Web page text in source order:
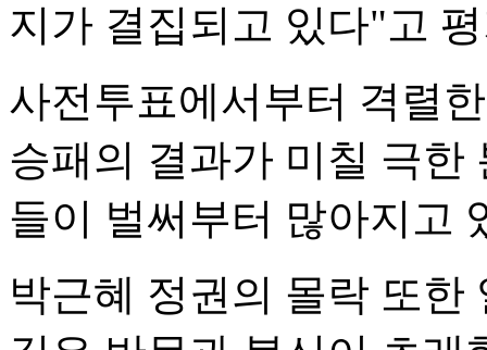
지가 결집되고 있다"고
사전투표에서부터 격렬
승패의 결과가 미칠 극한
들이 벌써부터 많아지고
박근혜 정권의 몰락 또한